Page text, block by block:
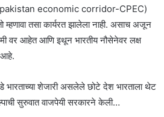
pakistan economic corridor-CPEC)
तसा कार्यरत झालेला नाही. असाच अजून
वर आहेत आणि इथून भारतीय नौसेनेवर लक्ष
आहे.
भारताच्या शेजारी असलेले छोटे देश भारताला थेट
सुरुवात वाजपेयी सरकारने केली…